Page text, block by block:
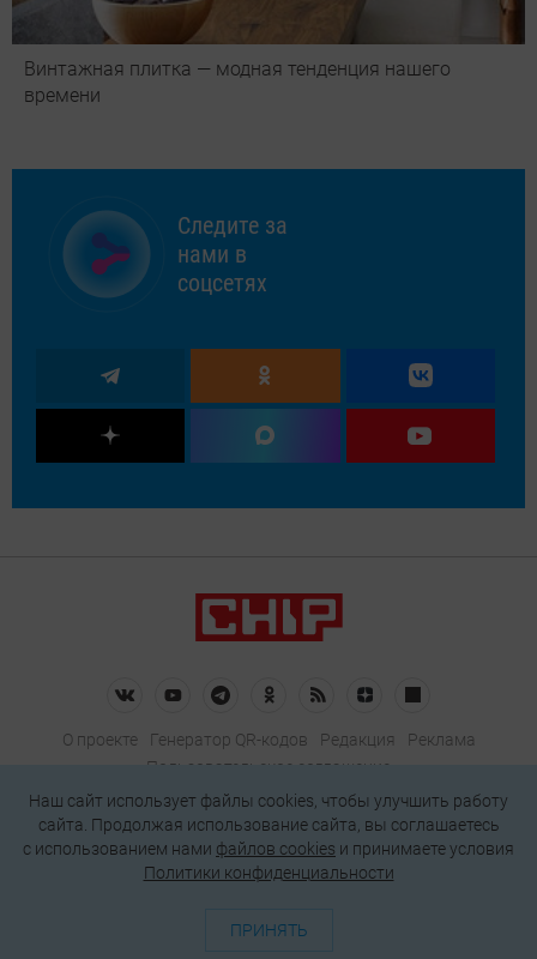
Винтажная плитка — модная тенденция нашего
времени
Следите за
нами в
соцсетях
О проекте Генератор QR-кодов Редакция
Реклама
Пользовательское соглашение
Политика конфиденциальности
Подписаться на рассылку
127018, Москва, ул. Полковая, д. 3, стр. 4, помещение I, комн. 23
Наш сайт использует файлы cookies, чтобы улучшить работу
сайта. Продолжая использование сайта, вы соглашаетесь
c использованием нами файлов cookies и принимаете условия
Политики конфиденциальности
ПРИНЯТЬ